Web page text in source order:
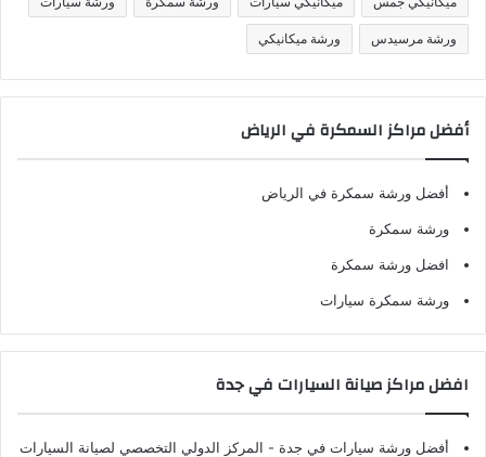
ورشة مرسيدس ورشة ميكانيكي
أفضل مراكز السمكرة في الرياض
أفضل ورشة سمكرة في الرياض
ورشة سمكرة
افضل ورشة سمكرة
ورشة سمكرة سيارات
افضل مراكز صيانة السيارات في جدة
أفضل ورشة سيارات في جدة - المركز الدولي التخصصي لصيانة السيارات